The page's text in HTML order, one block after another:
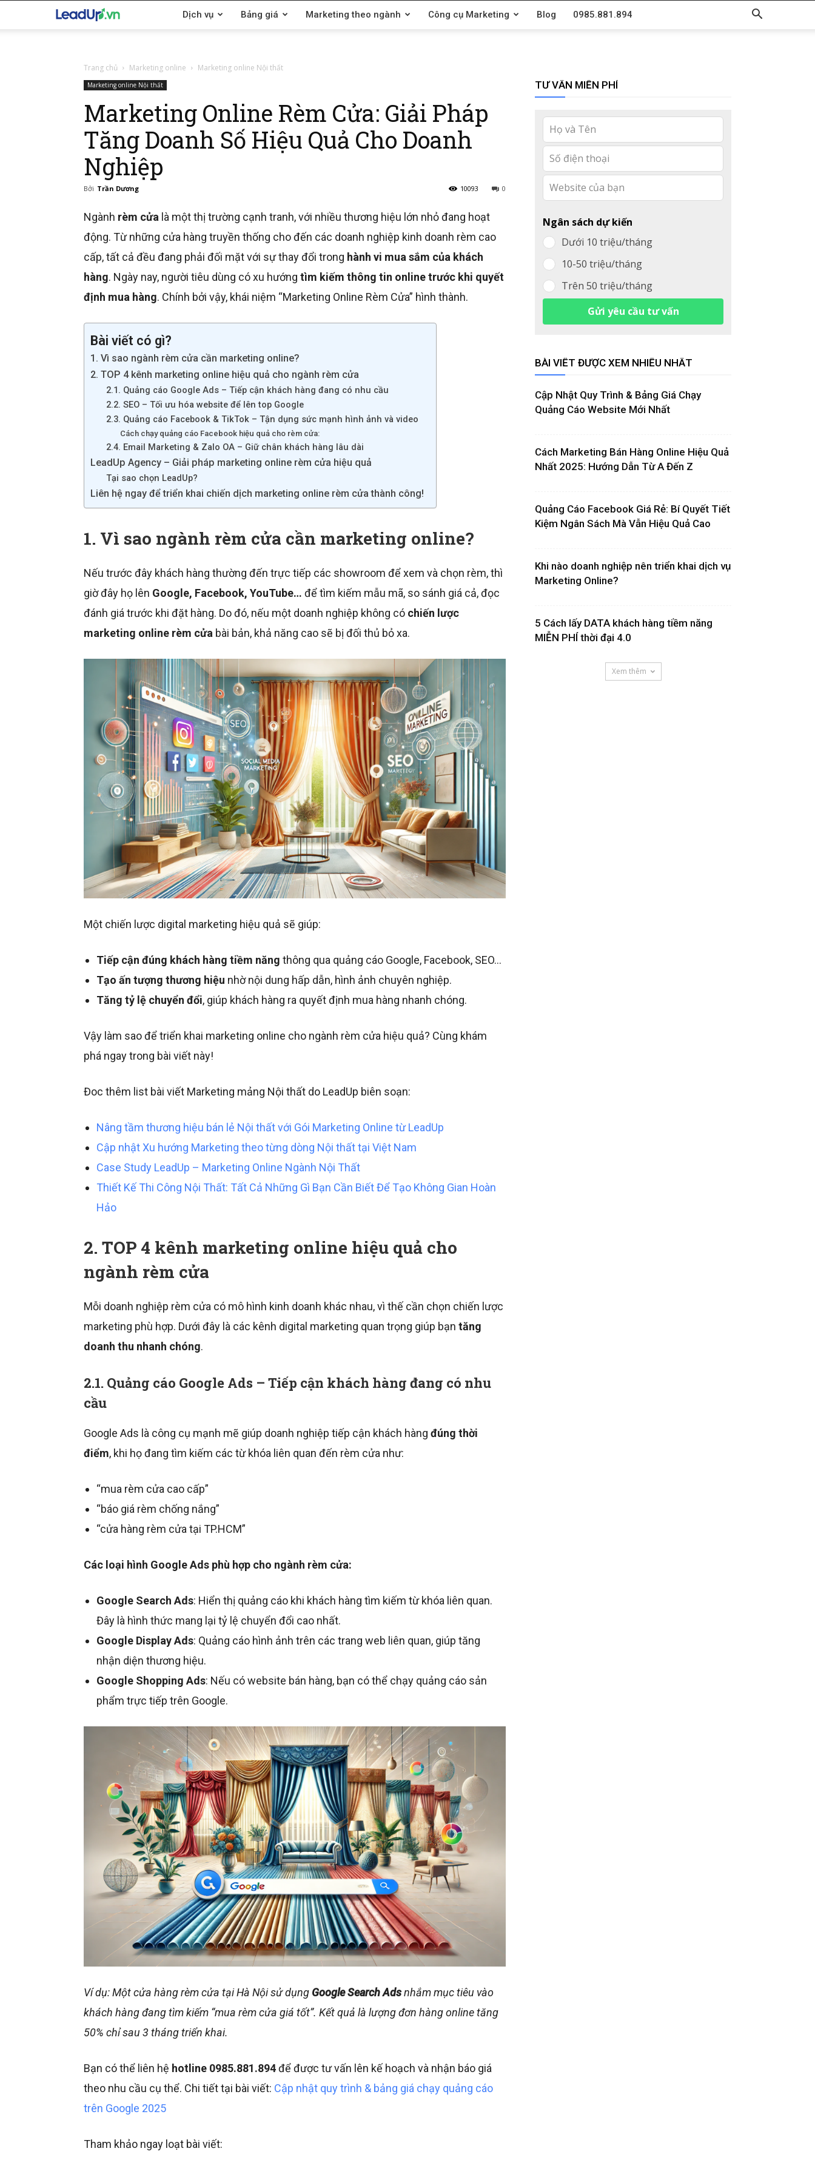
LeadUp.vn Dịch vụ Bảng giá Marketing theo ngành Công cụ Marketing Blog 0985.881.894
Trang chủ Marketing online Marketing online Nội thất
Marketing online Nội thất
Marketing Online Rèm Cửa: Giải Pháp
Tăng Doanh Số Hiệu Quả Cho Doanh
Nghiệp
Bởi Trần Dương 0
10093
Ngành rèm cửa là một thị trường cạnh tranh, với nhiều thương hiệu lớn nhỏ đang hoạt
động. Từ những cửa hàng truyền thống cho đến các doanh nghiệp kinh doanh rèm cao
cấp, tất cả đều đang phải đối mặt với sự thay đổi trong hành vi mua sắm của khách
hàng. Ngày nay, người tiêu dùng có xu hướng tìm kiếm thông tin online trước khi quyết
định mua hàng. Chính bởi vậy, khái niệm “Marketing Online Rèm Cửa” hình thành.
Bài viết có gì?
1. Vì sao ngành rèm cửa cần marketing online?
2. TOP 4 kênh marketing online hiệu quả cho ngành rèm cửa
2.1. Quảng cáo Google Ads – Tiếp cận khách hàng đang có nhu cầu
2.2. SEO – Tối ưu hóa website để lên top Google
2.3. Quảng cáo Facebook & TikTok – Tận dụng sức mạnh hình ảnh và video
Cách chạy quảng cáo Facebook hiệu quả cho rèm cửa:
2.4. Email Marketing & Zalo OA – Giữ chân khách hàng lâu dài
LeadUp Agency – Giải pháp marketing online rèm cửa hiệu quả
Tại sao chọn LeadUp?
Liên hệ ngay để triển khai chiến dịch marketing online rèm cửa thành công!
1. Vì sao ngành rèm cửa cần marketing online?
Nếu trước đây khách hàng thường đến trực tiếp các showroom để xem và chọn rèm, thì
giờ đây họ lên Google, Facebook, YouTube… để tìm kiếm mẫu mã, so sánh giá cả, đọc
đánh giá trước khi đặt hàng. Do đó, nếu một doanh nghiệp không có chiến lược
marketing online rèm cửa bài bản, khả năng cao sẽ bị đối thủ bỏ xa.
Một chiến lược digital marketing hiệu quả sẽ giúp:
Tiếp cận đúng khách hàng tiềm năng thông qua quảng cáo Google, Facebook, SEO…
Tạo ấn tượng thương hiệu nhờ nội dung hấp dẫn, hình ảnh chuyên nghiệp.
Tăng tỷ lệ chuyển đổi, giúp khách hàng ra quyết định mua hàng nhanh chóng.
Vậy làm sao để triển khai marketing online cho ngành rèm cửa hiệu quả? Cùng khám
phá ngay trong bài viết này!
Đoc thêm list bài viết Marketing mảng Nội thất do LeadUp biên soạn:
Nâng tầm thương hiệu bán lẻ Nội thất với Gói Marketing Online từ LeadUp
Cập nhật Xu hướng Marketing theo từng dòng Nội thất tại Việt Nam
Case Study LeadUp – Marketing Online Ngành Nội Thất
Thiết Kế Thi Công Nội Thất: Tất Cả Những Gì Bạn Cần Biết Để Tạo Không Gian Hoàn
Hảo
2. TOP 4 kênh marketing online hiệu quả cho
ngành rèm cửa
Mỗi doanh nghiệp rèm cửa có mô hình kinh doanh khác nhau, vì thế cần chọn chiến lược
marketing phù hợp. Dưới đây là các kênh digital marketing quan trọng giúp bạn tăng
doanh thu nhanh chóng.
2.1. Quảng cáo Google Ads – Tiếp cận khách hàng đang có nhu
cầu
Google Ads là công cụ mạnh mẽ giúp doanh nghiệp tiếp cận khách hàng đúng thời
điểm, khi họ đang tìm kiếm các từ khóa liên quan đến rèm cửa như:
“mua rèm cửa cao cấp”
“báo giá rèm chống nắng”
“cửa hàng rèm cửa tại TP.HCM”
Các loại hình Google Ads phù hợp cho ngành rèm cửa:
Google Search Ads: Hiển thị quảng cáo khi khách hàng tìm kiếm từ khóa liên quan.
Đây là hình thức mang lại tỷ lệ chuyển đổi cao nhất.
Google Display Ads: Quảng cáo hình ảnh trên các trang web liên quan, giúp tăng
nhận diện thương hiệu.
Google Shopping Ads: Nếu có website bán hàng, bạn có thể chạy quảng cáo sản
phẩm trực tiếp trên Google.
Ví dụ: Một cửa hàng rèm cửa tại Hà Nội sử dụng Google Search Adsnhắm mục tiêu vào
khách hàng đang tìm kiếm “mua rèm cửa giá tốt”. Kết quả là lượng đơn hàng online tăng
50% chỉ sau 3 tháng triển khai.
Bạn có thể liên hệ hotline 0985.881.894để được tư vấn lên kế hoạch và nhận báo giá
theo nhu cầu cụ thể. Chi tiết tại bài viết: Cập nhật quy trình & bảng giá chạy quảng cáo
trên Google 2025
Tham khảo ngay loạt bài viết:
TƯ VẤN MIỄN PHÍ
this
field
blank
Ngân sách dự kiến
Dưới 10 triệu/tháng
10-50 triệu/tháng
Trên 50 triệu/tháng
Gửi yêu cầu tư vấn
BÀI VIẾT ĐƯỢC XEM NHIỀU NHẤT
Cập Nhật Quy Trình & Bảng Giá Chạy
Quảng Cáo Website Mới Nhất
Cách Marketing Bán Hàng Online Hiệu Quả
Nhất 2025: Hướng Dẫn Từ A Đến Z
Quảng Cáo Facebook Giá Rẻ: Bí Quyết Tiết
Kiệm Ngân Sách Mà Vẫn Hiệu Quả Cao
Khi nào doanh nghiệp nên triển khai dịch vụ
Marketing Online?
5 Cách lấy DATA khách hàng tiềm năng
MIỄN PHÍ thời đại 4.0
Xem thêm